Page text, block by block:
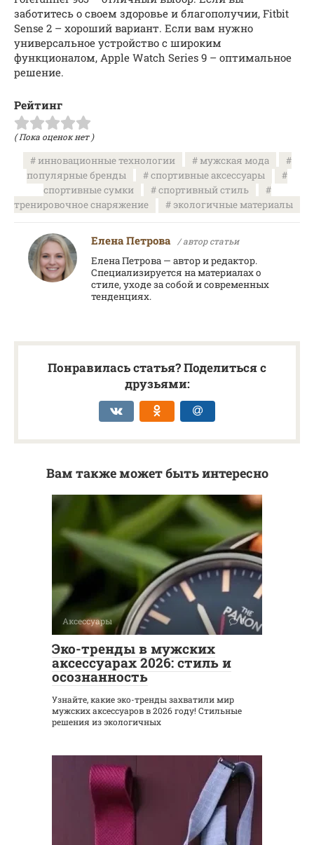
заботитесь о своем здоровье и благополучии, Fitbit
Sense 2 – хороший вариант. Если вам нужно
универсальное устройство с широким
функционалом, Apple Watch Series 9 – оптимальное
решение.
Рейтинг
( Пока оценок нет )
инновационные технологии
мужская мода
популярные бренды
спортивные аксессуары
спортивные сумки
спортивный стиль
тренировочное снаряжение
экологичные материалы
Елена Петрова / автор статьи
Елена Петрова — автор и редактор.
Специализируется на материалах о
стиле, уходе за собой и современных
тенденциях.
Понравилась статья? Поделиться с
друзьями:
Вам также может быть интересно
Аксессуары 0
Эко-тренды в мужских
аксессуарах 2026: стиль и
осознанность
Узнайте, какие эко-тренды захватили мир
мужских аксессуаров в 2026 году! Стильные
решения из экологичных